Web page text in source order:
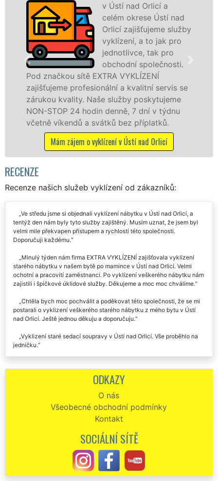
v Ústí nad Orlicí a
celém okrese Ústí nad
Orlicí zajišťujeme služby
vyklízení, a to jak pro
jednotlivce, tak pro
obchodní společnosti.
sítě EXTRA VYKLÍZENÍ
profesionální a kvalitní servis se
kvality. Naše služby poskytujeme
24 hodin denně, 7 dní v týdnu
víkendů a svátků bez příplatků.
Mám zájem o vyklízení v Ústí nad Orlicí
službu
RECENZE
Recenze našich služeb vyklízení od zákazníků:
Ve středu jsme si objednali vyklízení nábytku v Ústí nad Orlicí, a
tentýž den nám byly tyto služby zajištěný. Musím uznat, že jsem byl
velmi mile překvapen přístupem a rychlostí této společnosti.
Doporučuji každému.
Minulý týden nám firma EXTRA VYKLÍZENÍ zajišťovala vyklízení
starého nábytku v našem bytě po mamince v Ústí nad Orlicí. Velmi
ochotní a pracovití zaměstnanci. Po vyklízení veškerého nábytku nám
zajistili i špičkové úklidové služby. Děkujeme a moc moc chválíme.
Chtěla bych moc pochválit a poděkovat této společnosti, že se mi
postarali o vyklizení veškerého starého nábytku z mého bytu v Ústí
nad Orlicí. Ještě jednou děkuju a doporučuju.
Vyklizení staré sedací soupravy v Ústí nad Orlicí. Vše proběhlo na
jedničku.
moji starou kuchyňskou linku v Ústí nad Orlicí. Celou linku nádherně
rozebrali, zlikvidovali a hned se mi postarali i o nastěhování nové
překvapilo. Skutečně nabízí parádní služby a servis. Rozhodně
Perfektní spolupráce, naprosto seriózní cena. Vyklízení a likvidace
starého nábytku v Ústí nad Orlicí proběhlo naprosto bezchybně. Určitě
budu doporučovat tuto firmu.
Vyklizení našeho starého nábytku v Ústí nad Orlicí bylo zajištěno
naprosto perfektně. Moc chválíme všechny pracovníky této firmy.
ODKAZY
O nás
Všeobecné obchodní podmínky
Kontakt
SOCIÁLNÍ SÍTĚ